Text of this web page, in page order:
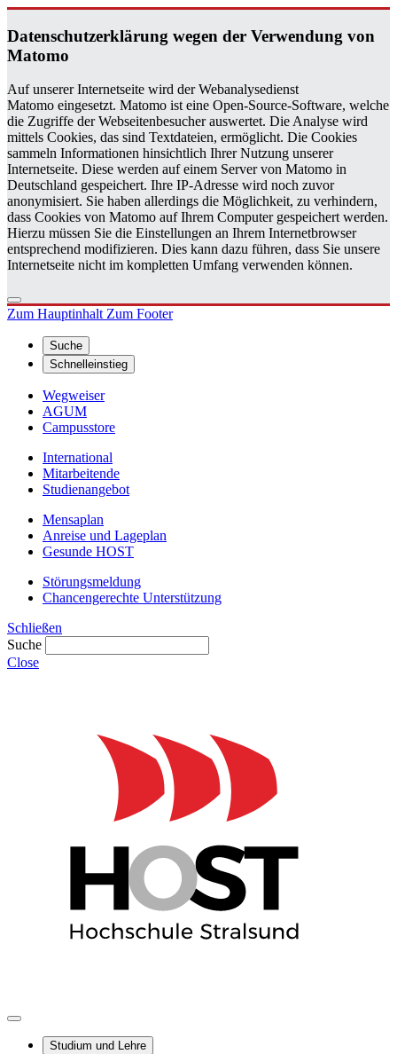
Da­ten­schutz­er­klä­rung wegen der Ver­wen­dung von
Ma­to­mo
Auf unserer Internetseite wird der Webanalysedienst
Matomo eingesetzt. Matomo ist eine Open-Source-Software, welche
die Zugriffe der Webseitenbesucher auswertet. Die Analyse wird
mittels Cookies, das sind Textdateien, ermöglicht. Die Cookies
sammeln Informationen hinsichtlich Ihrer Nutzung unserer
Internetseite. Diese werden auf einem Server von Matomo in
Deutschland gespeichert. Ihre IP-Adresse wird noch zuvor
anonymisiert. Sie haben allerdings die Möglichkeit, zu verhindern,
dass Cookies von Matomo auf Ihrem Computer gespeichert werden.
Hierzu müssen Sie die Einstellungen an Ihrem Internetbrowser
entsprechend modifizieren. Dies kann dazu führen, dass Sie unsere
Internetseite nicht im kompletten Umfang verwenden können.
Zum HauptinhaltZum Footer
Suche
Schnelleinstieg
Wegweiser
AGUM
Campusstore
International
Mitarbeitende
Studienangebot
Mensaplan
Anreise und Lageplan
Gesunde HOST
Störungsmeldung
Chancengerechte Unterstützung
Schließen
Suche
Close
Studium und Lehre